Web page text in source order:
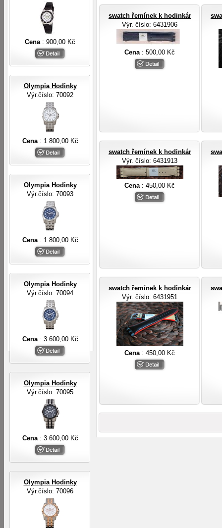
swatch řemínek k hodinkám swatch
Výr. číslo: 6431906
Cena : 500,00 Kč
swatch řemínek k hodinkám swatch
Výr. číslo: 6431913
Cena : 450,00 Kč
swatch řemínek k hodinkám swatch
Výr. číslo: 6431951
Cena : 450,00 Kč
Cena : 900,00 Kč
Olympia Hodinky
Výr.číslo: 70092
Cena : 1 800,00 Kč
Olympia Hodinky
Výr.číslo: 70093
Cena : 1 800,00 Kč
Olympia Hodinky
Výr.číslo: 70094
Cena : 3 600,00 Kč
Olympia Hodinky
Výr.číslo: 70095
Cena : 3 600,00 Kč
Olympia Hodinky
Výr.číslo: 70096